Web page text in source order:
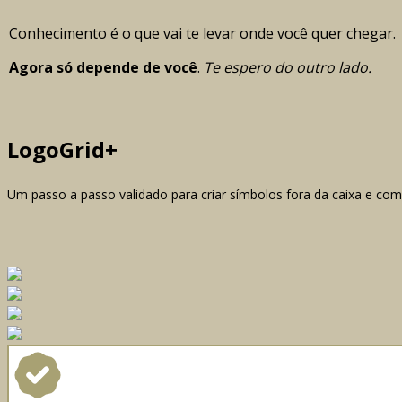
Conhecimento é o que vai te levar onde você quer chegar.
Agora só depende de você. Te espero do outro lado.
LogoGrid+
Um passo a passo validado para criar símbolos fora da caixa e